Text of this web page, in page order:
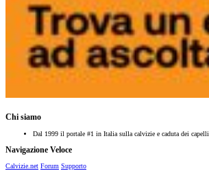
Chi siamo
Dal 1999 il portale #1 in Italia sulla calvizie e caduta dei capelli
Navigazione Veloce
Calvizie.net Forum Supporto